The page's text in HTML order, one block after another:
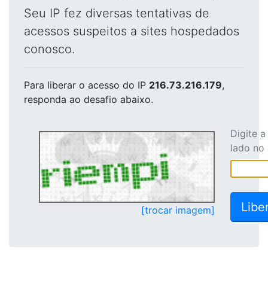
Seu IP fez diversas tentativas de
acessos suspeitos a sites hospedados
conosco.
Para liberar o acesso do IP 216.73.216.179,
responda ao desafio abaixo.
[trocar imagem]
Digite
lado no